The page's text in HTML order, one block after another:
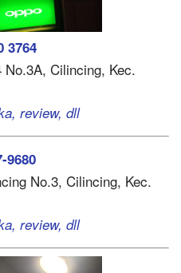
3764
Cilincing, Kec.
review, dll
9680
No.3, Cilincing, Kec.
review, dll